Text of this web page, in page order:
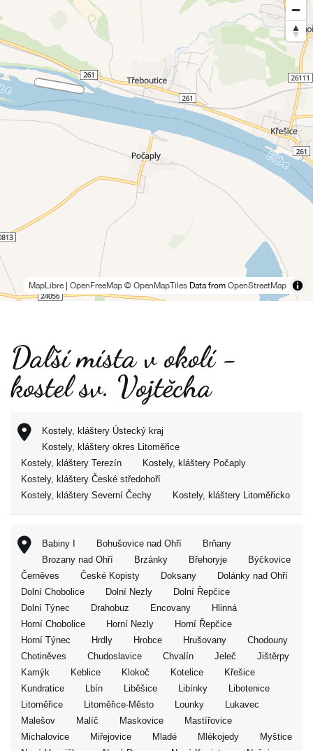
MapLibre OpenFreeMap © OpenMapTiles Data from OpenStreetMap
Další místa v okolí -
kostel sv. Vojtěcha
Kostely, kláštery Ústecký kraj
Kostely, kláštery okres Litoměřice
Kostely, kláštery Terezín
Kostely, kláštery Počaply
Kostely, kláštery České středohoří
Kostely, kláštery Severní Čechy
Kostely, kláštery Litoměřicko
Babiny I Bohušovice nad Ohří
Brňany
Brozany nad Ohří
Brzánky Břehoryje
Býčkovice
Černěves
České Kopisty Doksany
Dolánky nad Ohří
Dolní Chobolice
Dolní Nezly
Dolní Řepčice
Dolní Týnec
Drahobuz Encovany
Hlinná
Horní Chobolice
Horní Nezly
Horní Řepčice
Horní Týnec
Hrdly Hrobce Hrušovany
Chodouny
Chotiněves
Chudoslavice Chvalín Jeleč
Jištěrpy
Kamýk
Keblice Klokoč Kotelice
Křešice
Kundratice
Lbín Liběšice Libínky
Libotenice
Litoměřice
Litoměřice-Město Lounky
Lukavec
Malešov
Malíč Maskovice
Mastířovice
Michalovice
Miřejovice Mladé Mlékojedy
Myštice